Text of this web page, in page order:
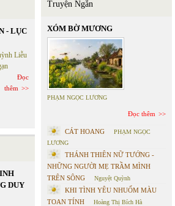
- LỤC
Liễu
Đọc
thêm
DUY
Truyện Ngắn
XÓM BỜ MƯƠNG
PHẠM NGỌC LƯƠNG
Đọc thêm
CÁT HOANG
PHẠM NGỌC
LƯƠNG
THÁNH THIÊN NỮ TƯỚNG -
NHỮNG NGƯỜI MẸ TRẦM MÌNH
TRÊN SÔNG
Nguyệt Quỳnh
KHI TÌNH YÊU NHUỐM MÀU
TOAN TÍNH
Hoàng Thị Bích Hà